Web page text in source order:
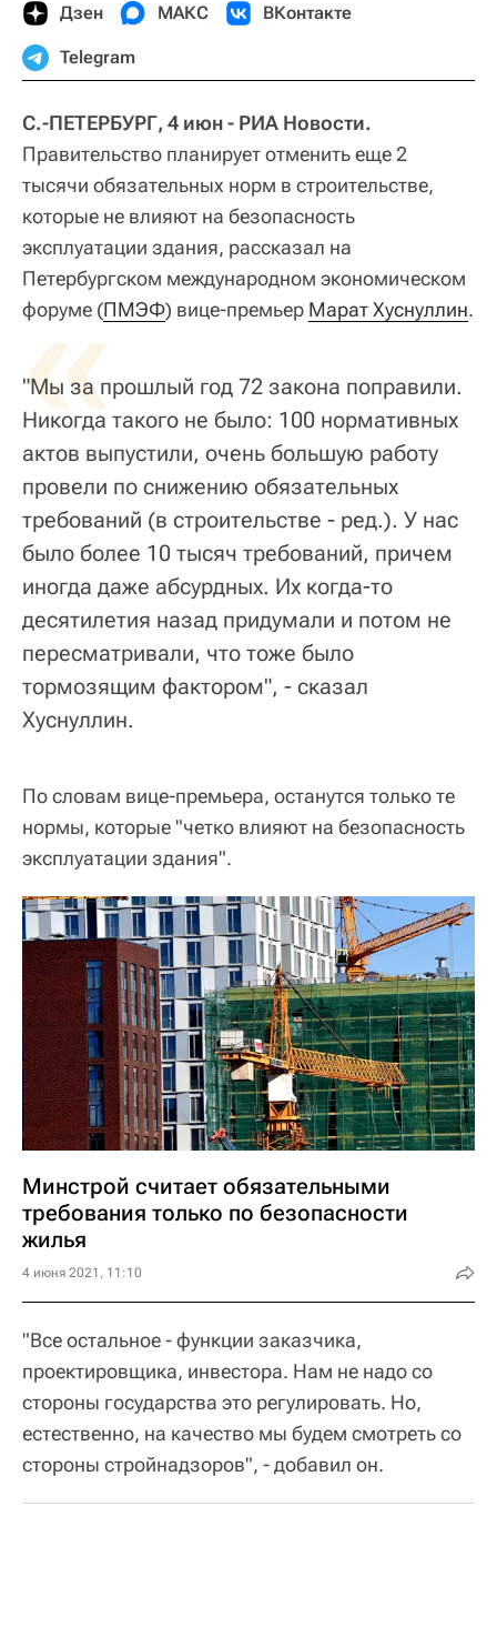
Дзен МАКС ВКонтакте
Telegram
С.-ПЕТЕРБУРГ, 4 июн - РИА Новости.
Правительство планирует отменить еще 2
тысячи обязательных норм в строительстве,
которые не влияют на безопасность
эксплуатации здания, рассказал на
Петербургском международном экономическом
форуме (ПМЭФ) вице-премьер Марат Хуснуллин.
«
"Мы за прошлый год 72 закона поправили.
Никогда такого не было: 100 нормативных
актов выпустили, очень большую работу
провели по снижению обязательных
требований (в строительстве - ред.). У нас
было более 10 тысяч требований, причем
иногда даже абсурдных. Их когда-то
десятилетия назад придумали и потом не
пересматривали, что тоже было
тормозящим фактором", - сказал
Хуснуллин.
По словам вице-премьера, останутся только те
нормы, которые "четко влияют на безопасность
эксплуатации здания".
Минстрой считает обязательными
требования только по безопасности
жилья
4 июня 2021, 11:10
"Все остальное - функции заказчика,
проектировщика, инвестора. Нам не надо со
стороны государства это регулировать. Но,
естественно, на качество мы будем смотреть со
стороны стройнадзоров", - добавил он.